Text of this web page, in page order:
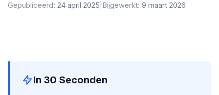
Gepubliceerd: 24 april 2025 Bijgewerkt: 9 maart 2026
In 30 Seconden